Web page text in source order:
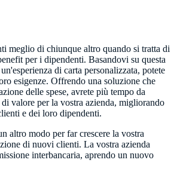
meglio di chiunque altro quando si tratta di
per i dipendenti. Basandovi su questa
di carta personalizzata, potete
esigenze. Offrendo una soluzione che
delle spese, avrete più tempo da
valore per la vostra azienda, migliorando
e dei loro dipendenti.
altro modo per far crescere la vostra
di nuovi clienti. La vostra azienda
interbancaria, aprendo un nuovo